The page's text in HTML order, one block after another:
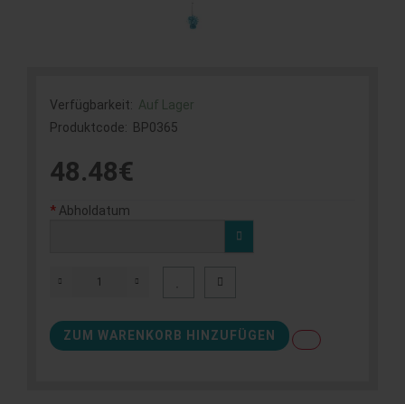
Verfügbarkeit: Auf Lager
Produktcode: BP0365
48.48€
Abholdatum
ZUM WARENKORB HINZUFÜGEN